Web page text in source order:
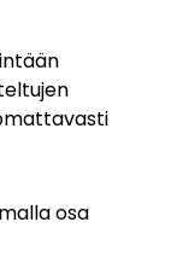
osa